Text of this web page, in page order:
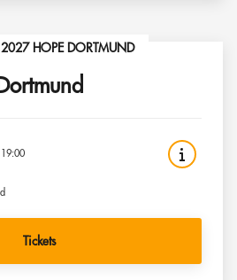
2027 HOPE DORTMUND
Dortmund
19:00
Tickets